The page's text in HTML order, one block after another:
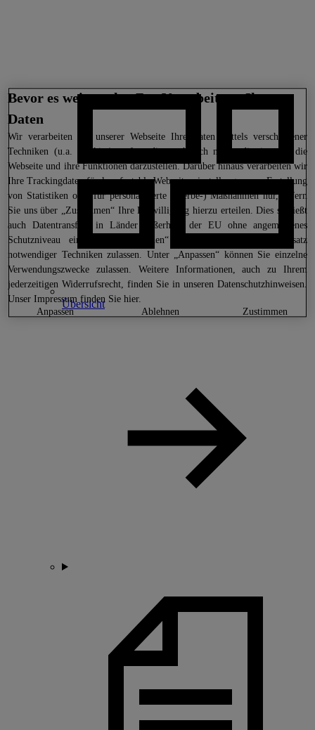
Übersicht
Bevor es weitergeht: Zur Verarbeitung Ihrer
Daten
Wir verarbeiten auf unserer Webseite Ihre Daten mittels verschiedener
Techniken (u.a. Cookies), sofern dies technisch notwendig ist, um die
Webseite und ihre Funktionen darzustellen. Darüber hinaus verarbeiten wir
Ihre Trackingdaten für komfortable Webseiteneinstellungen, zur Erstellung
von Statistiken oder für personalisierte (Werbe-) Maßnahmen nur, sofern
Sie uns über „Zustimmen“ Ihre Einwilligung hierzu erteilen. Dies schließt
auch Datentransfers in Länder außerhalb der EU ohne angemessenes
Schutzniveau ein. Unter „Ablehnen“ können Sie nur den Einsatz
notwendiger Techniken zulassen. Unter „Anpassen“ können Sie einzelne
Verwendungszwecke zulassen. Weitere Informationen, auch zu Ihrem
jederzeitigen Widerrufsrecht, finden Sie in unseren Datenschutzhinweisen.
Unser Impressum finden Siehier.
ablehnen
zustimmen
anpassen